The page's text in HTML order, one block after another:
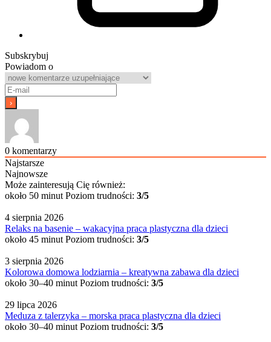
Subskrybuj
Powiadom o
0 komentarzy
Najstarsze
Najnowsze
Może zainteresują Cię również:
około 50 minut Poziom trudności: 3/5
4 sierpnia 2026
Relaks na basenie – wakacyjna praca plastyczna dla dzieci
około 45 minut Poziom trudności: 3/5
3 sierpnia 2026
Kolorowa domowa lodziarnia – kreatywna zabawa dla dzieci
około 30–40 minut Poziom trudności: 3/5
29 lipca 2026
Meduza z talerzyka – morska praca plastyczna dla dzieci
około 30–40 minut Poziom trudności: 3/5